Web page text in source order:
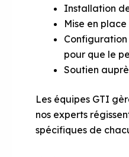
Installation
Mise en
pour que le
Soutien
Les équipes GTI
nos experts
spécifiques de